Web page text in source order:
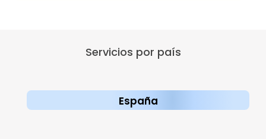
Servicios por país
España